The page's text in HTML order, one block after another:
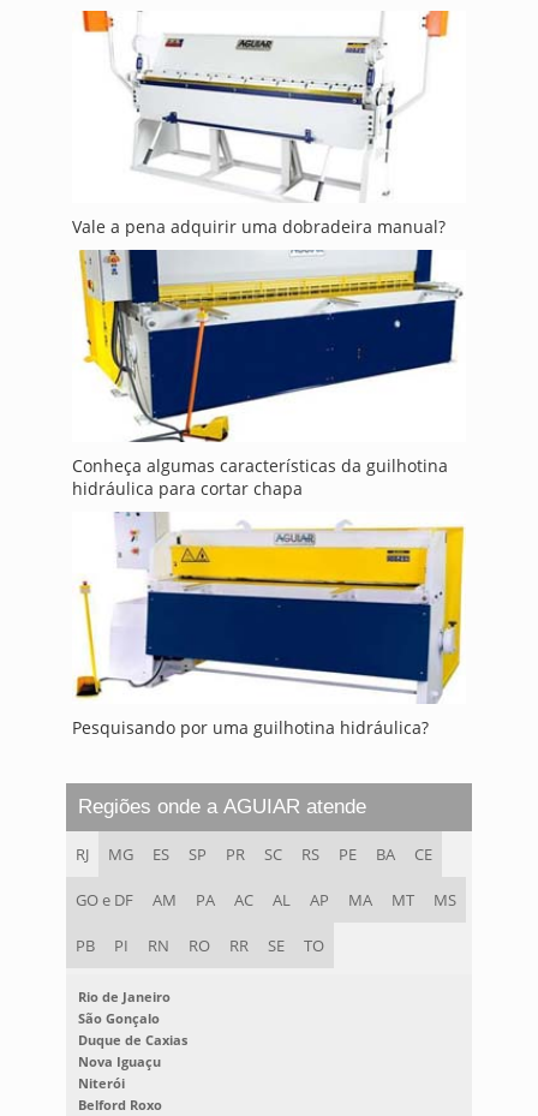
Vale a pena adquirir uma dobradeira manual?
Conheça algumas características da guilhotina
hidráulica para cortar chapa
Pesquisando por uma guilhotina hidráulica?
Regiões onde a AGUIAR atende
RJ MG ES SP PR SC RS PE BA CE
GO e DF AM PA AC AL AP MA MT MS
PB PI RN RO RR SE TO
Rio de Janeiro
São Gonçalo
Duque de Caxias
Nova Iguaçu
Niterói
Belford Roxo